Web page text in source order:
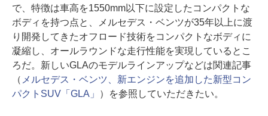
で、特徴は車高を1550mm以下に設定したコンパクトな
ボディを持つ点と、メルセデス・ベンツが35年以上に渡
り開発してきたオフロード技術をコンパクトなボディに
凝縮し、オールラウンドな走行性能を実現しているとこ
ろだ。新しいGLAのモデルラインアップなどは関連記事
（ メルセデス・ベンツ、新エンジンを追加した新型コン
パクトSUV「GLA」
）を参照していただきたい。